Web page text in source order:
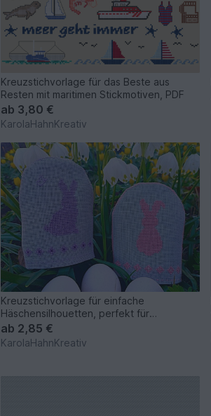
Kreuzstichvorlage für das Beste aus
Resten mit maritimen Stickmotiven, PDF
ab 3,80 €
KarolaHahnKreativ
Kreuzstichvorlage für einfache
Häschensilhouetten, perfekt für
Osterdeko
ab 2,85 €
KarolaHahnKreativ